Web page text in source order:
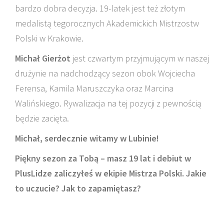
bardzo dobra decyzja. 19-latek jest też złotym
medalistą tegorocznych Akademickich Mistrzostw
Polski w Krakowie.
Michał Gierżot jest czwartym przyjmującym w naszej
drużynie na nadchodzący sezon obok Wojciecha
Ferensa, Kamila Maruszczyka oraz Marcina
Walińskiego. Rywalizacja na tej pozycji z pewnością
będzie zacięta.
Michał, serdecznie witamy w Lubinie!
Piękny sezon za Tobą – masz 19 lat i debiut w
PlusLidze zaliczyłeś w ekipie Mistrza Polski. Jakie
to uczucie? Jak to zapamiętasz?